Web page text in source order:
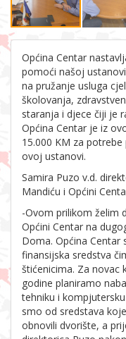
Općina Centar
pomoći našoj
na pružanje usluga
školovanja,
staranja i djece čiji je
Općina Centar je iz
15.000 KM za
ovoj ustanovi.
Samira Puzo v.d.
Mandiću i Općini
-Ovom prilikom želim
Općini Centar na
Doma. Općina Centar
finansijska sredstva
štićenicima. Za novac
godine planiramo
tehniku i
smo od sredstava
obnovili dvorište, a